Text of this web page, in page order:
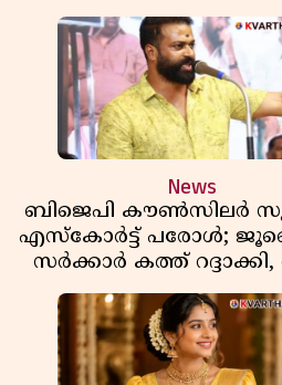
News
ബിജെപി കൗൺസിലർ
എസ്‌കോർട്ട് പരോൾ;
സർക്കാർ കത്ത്
ഫയലിലെ വീഴ്ചകളിൽ
ഓഫീസ് അന്വേഷണത്തിന്